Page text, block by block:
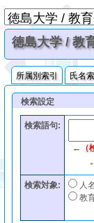
徳島大学 / 教
所属別索引 氏名
検索設定
検索語句:
←（
検索対象: 人名
教